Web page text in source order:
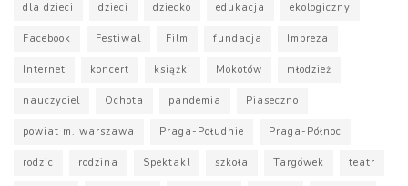
dla dzieci dzieci dziecko edukacja ekologiczny
Facebook Festiwal Film fundacja Impreza
Internet koncert książki Mokotów młodzież
nauczyciel Ochota pandemia Piaseczno
powiat m. warszawa Praga-Południe Praga-Północ
rodzic rodzina Spektakl szkoła Targówek teatr